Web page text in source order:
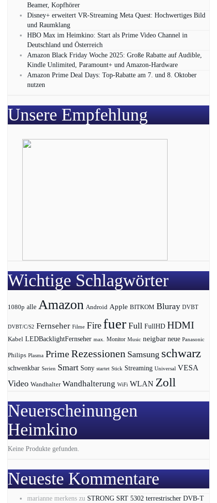
Beamer, Kopfhörer
Disney+ erweitert VR‑Streaming Meta Quest: Hochwertiges Bild
und Raumklang
HBO Max im Heimkino: Start als Prime Video Channel in
Deutschland und Österreich
Amazon Black Friday Woche 2025: Große Rabatte auf Audible,
Kindle Unlimited, Paramount+ und Amazon‑Hardware
Amazon Prime Deal Days: Top-Rabatte am 7. und 8. Oktober
nutzen
Unsere Empfehlung
Wichtige Schlagwörter
1080p alle Amazon Android Apple BITKOM Bluray DVBT
DVBT/C/S2 Fernseher Filme Fire fuer Full FullHD HDMI
Kabel LEDBacklightFernseher max. Monitor Music neigbar neue Panasonic
Philips Plasma PrimeRezessionen Samsung schwarz
schwenkbar Serien Smart Sony startet Stick Streaming Universal VESA
Video Wandhalter Wandhalterung WiFi WLAN Zoll
Neuerscheinungen
Heimkino
Keine Produkte gefunden.
Neueste Kommentare
marianne merkens zu STRONG SRT 5302 terrestrischer DVB-T